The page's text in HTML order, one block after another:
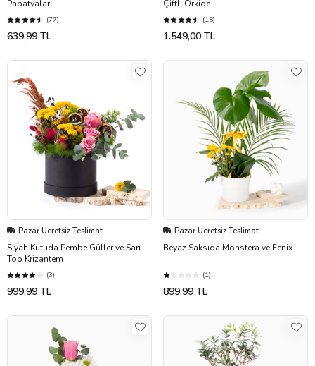
Papatyalar
(77)
639,99 TL
Çiftli Orkide
(18)
1.549,00 TL
Pazar Ücretsiz Teslimat
Siyah Kutuda Pembe Güller ve Sarı
Top Krizantem
(3)
999,99 TL
Pazar Ücretsiz Teslimat
Beyaz Saksıda Monstera ve Fenix
(1)
899,99 TL